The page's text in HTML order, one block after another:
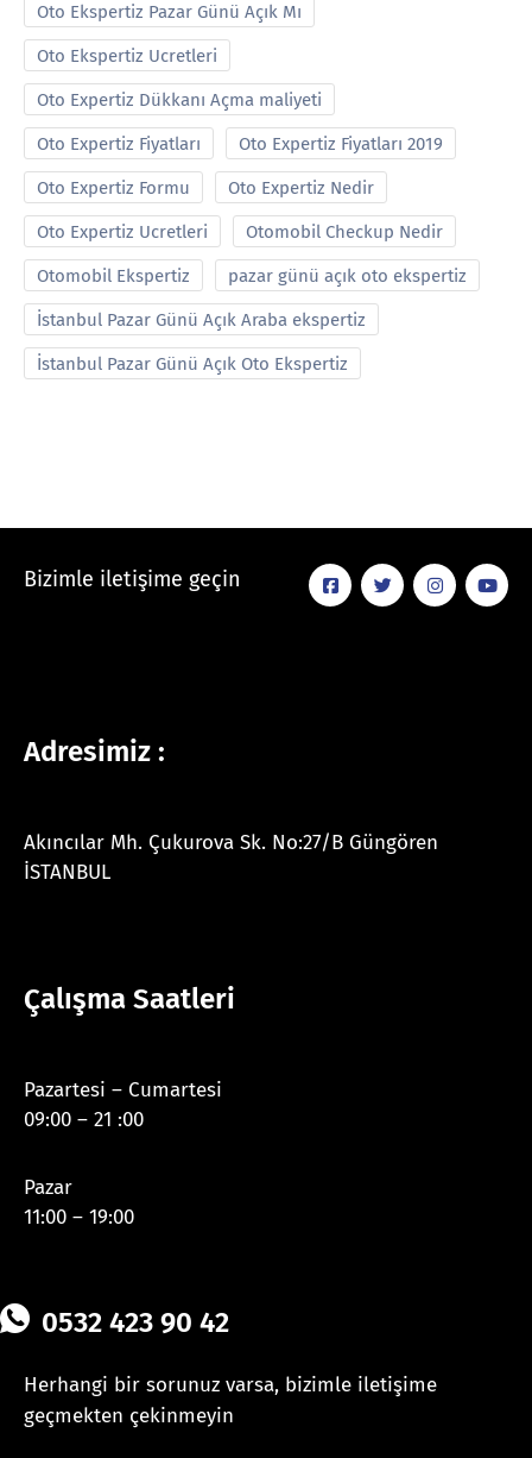
Oto Ekspertiz Pazar Günü Açık Mı
Oto Ekspertiz Ucretleri
Oto Expertiz Dükkanı Açma maliyeti
Oto Expertiz Fiyatları Oto Expertiz Fiyatları 2019
Oto Expertiz Formu Oto Expertiz Nedir
Oto Expertiz Ucretleri Otomobil Checkup Nedir
Otomobil Ekspertiz pazar günü açık oto ekspertiz
İstanbul Pazar Günü Açık Araba ekspertiz
İstanbul Pazar Günü Açık Oto Ekspertiz
Bizimle iletişime geçin
Adresimiz :
Akıncılar Mh. Çukurova Sk. No:27/B Güngören
İSTANBUL
Çalışma Saatleri
Pazartesi – Cumartesi
09:00 – 21 :00
Pazar
11:00 – 19:00
0532 423 90 42
Herhangi bir sorunuz varsa, bizimle iletişime
geçmekten çekinmeyin